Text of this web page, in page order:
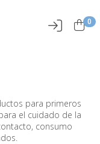
0
para primeros
el cuidado de la
consumo